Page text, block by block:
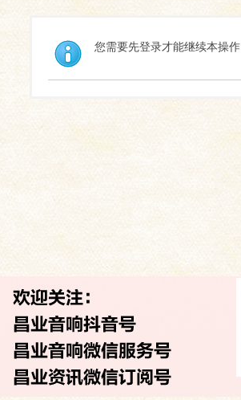
索
您需要先登录才能继续本操作